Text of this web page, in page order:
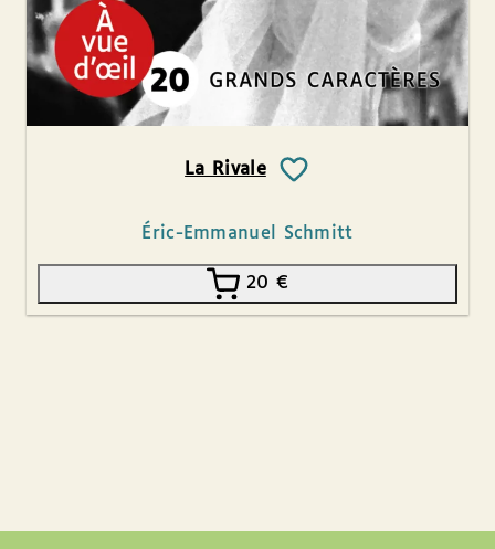
La Rivale
Éric-Emmanuel Schmitt
20 €